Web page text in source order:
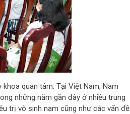
quan tâm. Tại Việt Nam, Nam
những năm gần đây ở nhiều trung
trị vô sinh nam cũng như các vấn đề